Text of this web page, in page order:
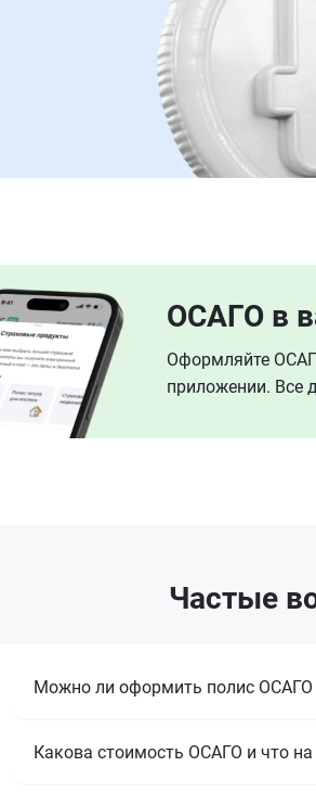
ОСАГО в
Оформляйте
приложении. Все
Частые
Можно ли оформить полис ОСАГО
Какова стоимость ОСАГО и что на